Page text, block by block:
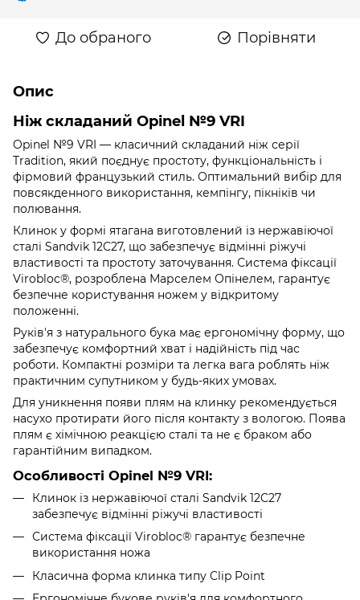
До обраного Порівняти
Опис
Ніж складаний Opinel №9 VRI
Opinel №9 VRI — класичний складаний ніж серії
Tradition, який поєднує простоту, функціональність і
фірмовий французький стиль. Оптимальний вибір для
повсякденного використання, кемпінгу, пікніків чи
полювання.
Клинок у формі ятагана виготовлений із нержавіючої
сталі Sandvik 12C27, що забезпечує відмінні ріжучі
властивості та простоту заточування. Система фіксації
Virobloc®, розроблена Марселем Опінелем, гарантує
безпечне користування ножем у відкритому
положенні.
Руків'я з натурального бука має ергономічну форму, що
забезпечує комфортний хват і надійність під час
роботи. Компактні розміри та легка вага роблять ніж
практичним супутником у будь-яких умовах.
Для уникнення появи плям на клинку рекомендується
насухо протирати його після контакту з вологою. Поява
плям є хімічною реакцією сталі та не є браком або
гарантійним випадком.
Особливості Opinel №9 VRI:
Клинок із нержавіючої сталі Sandvik 12C27
забезпечує відмінні ріжучі властивості
Система фіксації Virobloc® гарантує безпечне
використання ножа
Класична форма клинка типу Clip Point